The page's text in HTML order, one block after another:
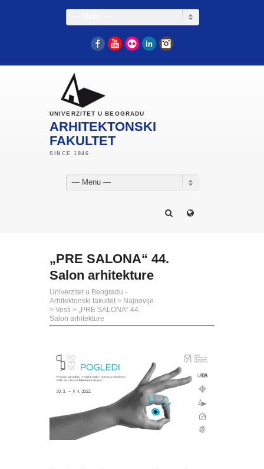
FacebookYouTube
Flickr LinkedIn
UNIVERZITET U BEOGRADU
ARHITEKTONSKI
FAKULTET
— Menu —
„PRE SALONA“ 44.
Salon arhitekture
Univerzitet u Beogradu -
Arhitektonski fakultet > Najnovije
> Vesti > „PRE SALONA“ 44.
Salon arhitekture